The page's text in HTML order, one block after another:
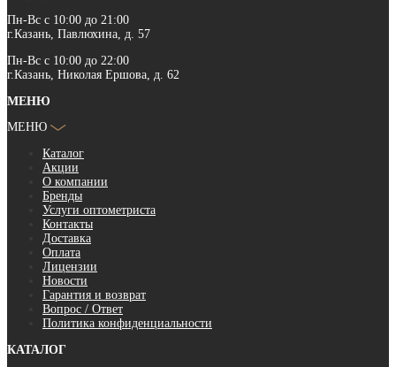
Пн-Вс с 10:00 до 21:00
г.Казань, Павлюхина, д. 57
Пн-Вс с 10:00 до 22:00
г.Казань, Николая Ершова, д. 62
МЕНЮ
МЕНЮ
Каталог
Акции
О компании
Бренды
Услуги оптометриста
Контакты
Доставка
Оплата
Лицензии
Новости
Гарантия и возврат
Вопрос / Ответ
Политика конфиденциальности
КАТАЛОГ